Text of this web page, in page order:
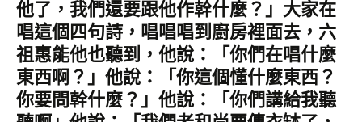
他了，我們還要跟他作幹什麼？」大家在
唱這個四句詩，唱唱唱到廚房裡面去，六
祖惠能他也聽到，他說：「你們在唱什麼
東西啊？」他說：「你這個懂什麼東西？
你要問幹什麼？」他說：「你們講給我聽